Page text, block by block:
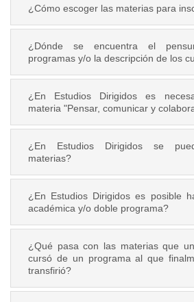
¿Cómo escoger las materias para
¿Dónde se encuentra el
programas y/o la descripción de los
¿En Estudios Dirigidos es
materia "Pensar, comunicar y
¿En Estudios Dirigidos se
materias?
¿En Estudios Dirigidos es posible
académica y/o doble programa?
¿Qué pasa con las materias que
cursó de un programa al que
transfirió?